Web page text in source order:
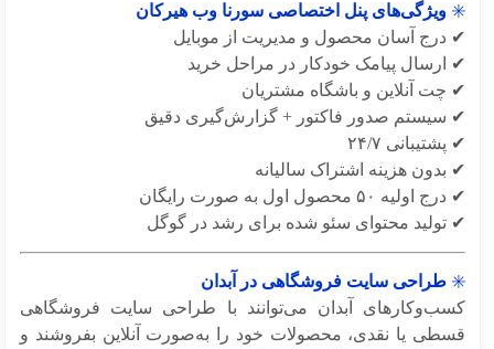
ویژگی‌های پنل اختصاصی سورنا وب هیرکان
آسان محصول و مدیریت از موبایل
پیامک خودکار در مراحل خرید
آنلاین و باشگاه مشتریان
صدور فاکتور + گزارش‌گیری دقیق
۲۴/۷
هزینه اشتراک سالیانه
۵۰ محصول اول به صورت رایگان
محتوای سئو شده برای رشد در گوگل
طراحی سایت فروشگاهی در آبدان
آبدان می‌توانند با طراحی سایت فروشگاهی
یا نقدی، محصولات خود را به‌صورت آنلاین بفروشند و